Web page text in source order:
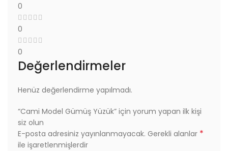
0
0
0
Değerlendirmeler
Henüz değerlendirme yapılmadı.
“Cami Model Gümüş Yüzük” için yorum yapan ilk kişi
siz olun
E-posta adresiniz yayınlanmayacak. Gerekli alanlar *
ile işaretlenmişlerdir